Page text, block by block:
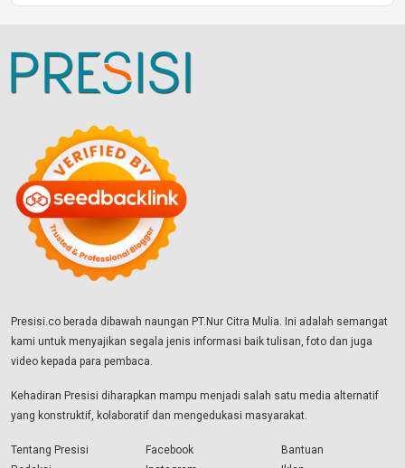
Presisi.co berada dibawah naungan PT.Nur Citra Mulia. Ini adalah semangat
kami untuk menyajikan segala jenis informasi baik tulisan, foto dan juga
video kepada para pembaca.
Kehadiran Presisi diharapkan mampu menjadi salah satu media alternatif
yang konstruktif, kolaboratif dan mengedukasi masyarakat.
Tentang Presisi
Facebook
Bantuan